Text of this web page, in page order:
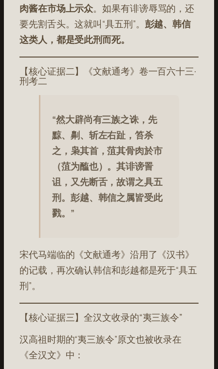
肉酱在市场上示众。如果有诽谤辱骂的，还
要先割舌头。这就叫“具五刑”。 彭越、韩信
这类人，都是受此刑而死。
【核心证据二】《文献通考》卷一百六十三·
刑考二
“然大辟尚有三族之诛，先
黥、劓、斩左右趾，笞杀
之，枭其首，菹其骨肉於市
（菹为醢也）。其诽谤詈
诅，又先断舌，故谓之具五
刑。彭越、韩信之属皆受此
戮。”
宋代马端临的《文献通考》沿用了《汉书》
的记载，再次确认韩信和彭越都是死于“具五
刑”。
【核心证据三】全汉文收录的“夷三族令”
汉高祖时期的“夷三族令”原文也被收录在
《全汉文》中：